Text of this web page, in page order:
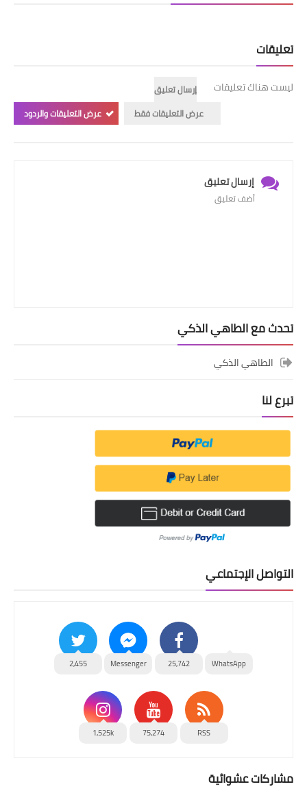
تعليقات
ليست هناك تعليقات
إرسال تعليق
عرض التعليقات فقط
عرض التعليقات والردود
إرسال تعليق
أضف تعليق
تحدث مع الطاهي الذكي
الطاهي الذكي
تبرع لنا
التواصل الإجتماعي
WhatsApp
25,742
Messenger
2,455
RSS
75,274
1,525k
مشاركات عشوائية